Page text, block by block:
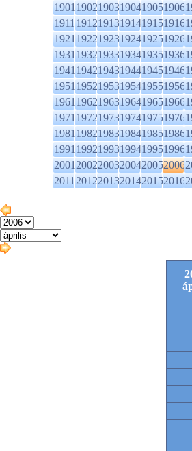
190119021903190419051906
191119121913191419151916
192119221923192419251926
193119321933193419351936
194119421943194419451946
195119521953195419551956
196119621963196419651966
197119721973197419751976
198119821983198419851986
199119921993199419951996
200120022003200420052006
201120122013201420152016